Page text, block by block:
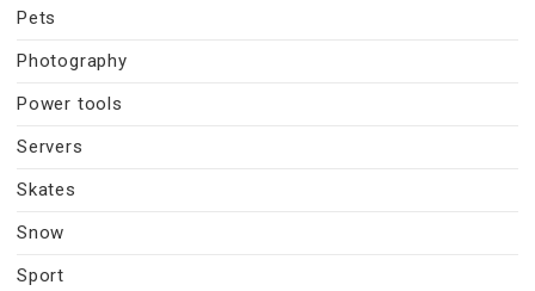
Pets
Photography
Power tools
Servers
Skates
Snow
Sport